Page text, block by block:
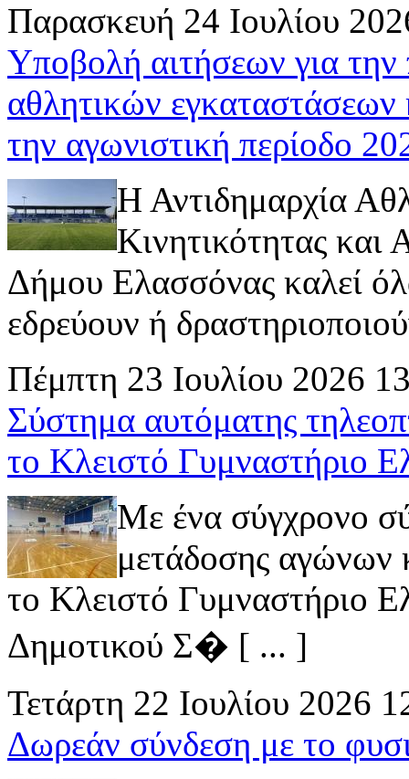
Παρασκευή 24 Ιουλίου
Υποβολή αιτήσεων για
αθλητικών
την αγωνιστική περίοδο
Η Αντιδημαρχία
Κινητικότητας
Δήμου Ελασσόνας καλεί
εδρεύουν ή
Πέμπτη 23 Ιουλίου 2026
Σύστημα αυτόματης
το Κλειστό Γυμναστήριο
Με ένα σύγχρονο
μετάδοσης αγώνων
το Κλειστό Γυμναστήριο
Δημοτικού Σ� [ ... ]
Τετάρτη 22 Ιουλίου 2026
Δωρεάν σύνδεση με το